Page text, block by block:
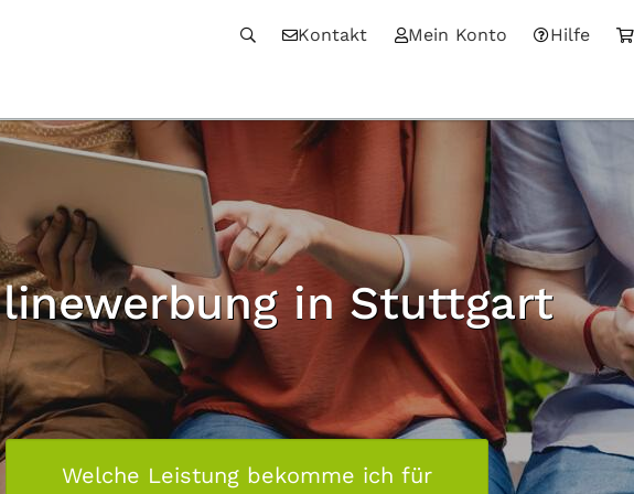
Kontakt Mein Konto Hilfe
in Stuttgart
Welche Leistung bekomme ich für